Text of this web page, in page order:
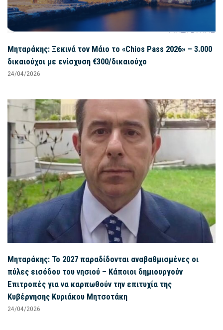
Μηταράκης: Ξεκινά τον Μάιο το «Chios Pass 2026» – 3.000
δικαιούχοι με ενίσχυση €300/δικαιούχο
24/04/2026
Μηταράκης: Το 2027 παραδίδονται αναβαθμισμένες οι
πύλες εισόδου του νησιού – Κάποιοι δημιουργούν
Επιτροπές για να καρπωθούν την επιτυχία της
Κυβέρνησης Κυριάκου Μητσοτάκη
24/04/2026